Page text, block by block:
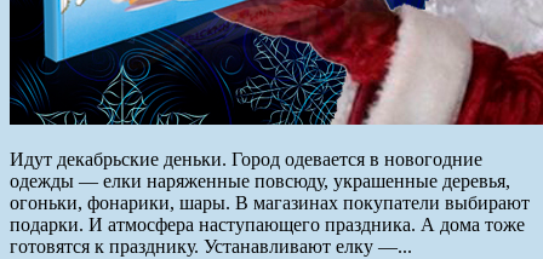
Идут декабрьские деньки. Город одевается в новогодние
одежды — елки наряженные повсюду, украшенные деревья,
огоньки, фонарики, шары. В магазинах покупатели выбирают
подарки. И атмосфера наступающего праздника. А дома тоже
готовятся к празднику. Устанавливают елку —...